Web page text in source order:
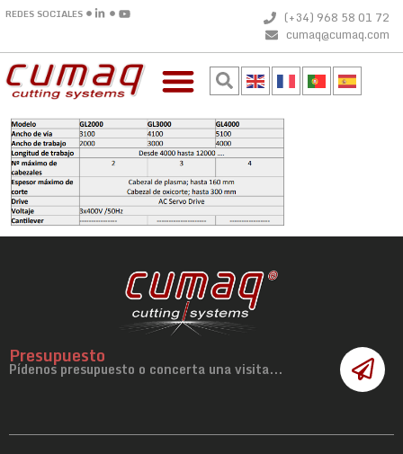
REDES SOCIALES
(+34) 968 58 01 72
cumaq@cumaq.com
Presupuesto
Pídenos presupuesto o concerta una visita...